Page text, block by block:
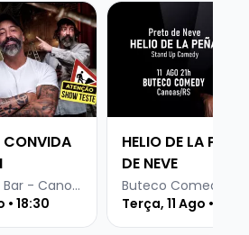
PEREIRA - CONVIDA PEDREIRO
CONVIDA
Buteco Comedy Bar - Canoas
• 18:30
Veja mais sobre
HELIO DE LA
DE NEVE
Terça, 11 Ago • 19